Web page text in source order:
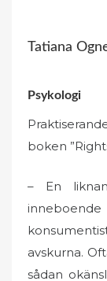
Tatiana
Psykologi
boken
– En
avskurna.
sådan